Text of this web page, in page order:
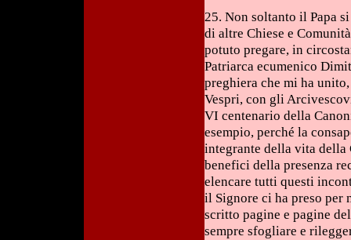
25. Non soltanto il Papa
di altre Chiese e
potuto pregare, in
Patriarca ecumenico
preghiera che mi ha
Vespri, con gli
VI centenario della
esempio, perché la
integrante della vita della
benefici della presenza
elencare tutti questi
il Signore ci ha preso per
scritto pagine e pagine
sempre sfogliare e